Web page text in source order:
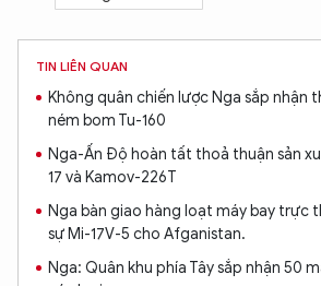
TIN LIÊN QUAN
Không quân chiến lược Nga sắp nhận
ném bom Tu-160
Nga-Ấn Độ hoàn tất thoả thuận sản
17 và Kamov-226T
Nga bàn giao hàng loạt máy bay trực
sự Mi-17V-5 cho Afganistan.
Nga: Quân khu phía Tây sắp nhận 50